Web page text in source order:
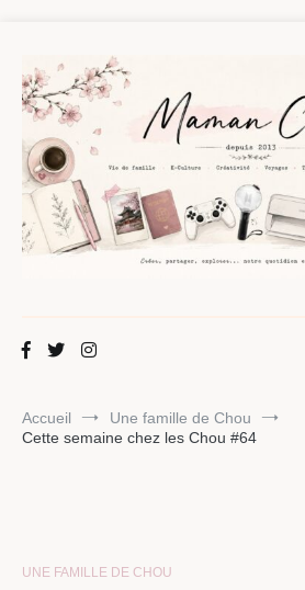
contenu
Maman Chou
Accueil
Une famille de Chou
Cette semaine chez les Chou #64
UNE FAMILLE DE CHOU